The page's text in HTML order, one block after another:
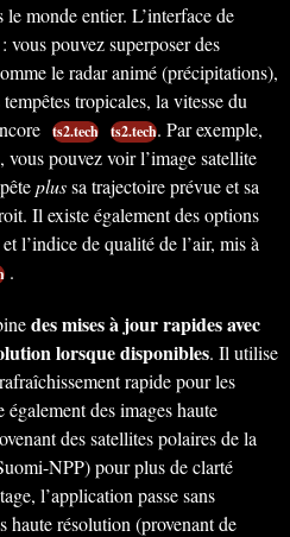
le monde entier. L’interface de
pouvez superposer des
le radar animé (précipitations),
tropicales, la vitesse du
ts2.tech ts2.tech. Par exemple,
vous pouvez voir l’image satellite
plussa trajectoire prévue et sa
Il existe également des options
l’indice de qualité de l’air, mis à
.
des mises à jour rapides avec
lorsque disponibles. Il utilise
rapide pour les
des images haute
des satellites polaires de la
NPP) pour plus de clarté
l’application passe sans
haute résolution (provenant de